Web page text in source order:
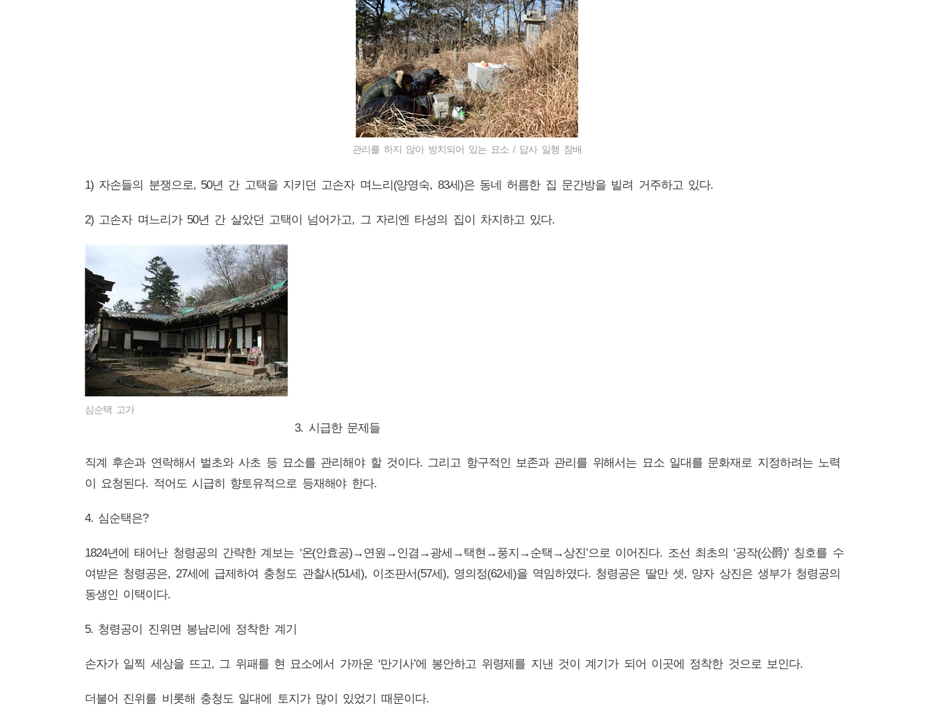
관리를 하지 않아 방치되어 있는 묘소 / 답사 일행 참배
1) 자손들의 분쟁으로, 50년 간 고택을 지키던 고손자 며느리(양영숙, 83세)은 동네 허름한 집 문간방을 빌려 거주하고 있다.
2) 고손자 며느리가 50년 간 살았던 고택이 넘어가고, 그 자리엔 타성의 집이 차지하고 있다.
심순택 고가
3. 시급한 문제들
직계 후손과 연락해서 벌초와 사초 등 묘소를 관리해야 할 것이다. 그리고 항구적인 보존과 관리를 위해서는 묘소 일대를 문화재로 지정하려는 노력
이 요청된다. 적어도 시급히 향토유적으로 등재해야 한다.
4. 심순택은?
1824년에 태어난 청령공의 간략한 계보는 ‘온(안효공)→연원→인겸→광세→택현→풍지→순택→상진’으로 이어진다. 조선 최초의 ‘공작(公爵)’ 칭호를 수
여받은 청령공은, 27세에 급제하여 충청도 관찰사(51세), 이조판서(57세), 영의정(62세)을 역임하였다. 청령공은 딸만 셋, 양자 상진은 생부가 청령공의
동생인 이택이다.
5. 청령공이 진위면 봉남리에 정착한 계기
손자가 일찍 세상을 뜨고, 그 위패를 현 묘소에서 가까운 ‘만기사’에 봉안하고 위령제를 지낸 것이 계기가 되어 이곳에 정착한 것으로 보인다.
더불어 진위를 비롯해 충청도 일대에 토지가 많이 있었기 때문이다.